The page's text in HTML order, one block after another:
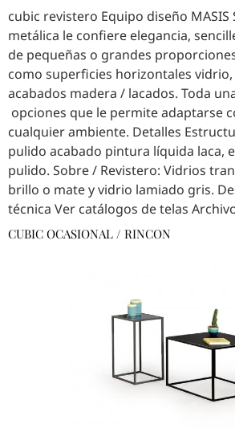
cubic revistero Equipo diseño
metálica le confiere elegancia,
de pequeñas o grandes
como superficies horizontales
acabados madera / lacados. Toda
opciones que le permite adaptarse
cualquier ambiente. Detalles
pulido acabado pintura líquida laca,
pulido. Sobre / Revistero: Vidrios
brillo o mate y vidrio lamiado gris.
técnica Ver catálogos de telas
CUBIC OCASIONAL / RINCON